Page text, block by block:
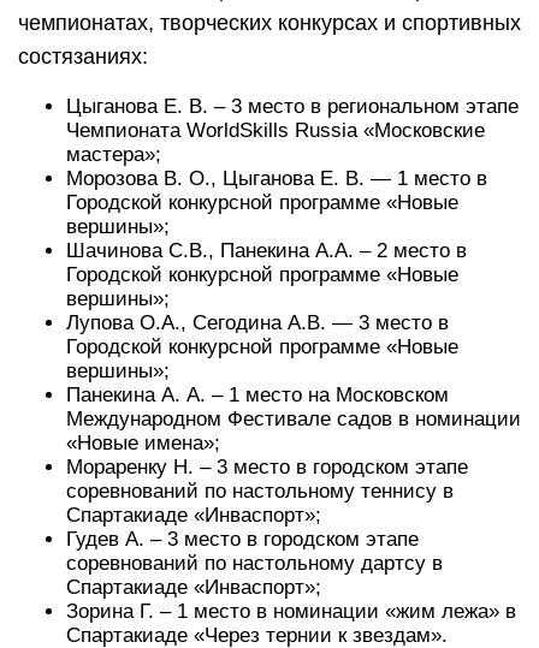
чемпионатах, творческих конкурсах и спортивных
состязаниях:
Цыганова Е. В. – 3 место в региональном этапе
Чемпионата WorldSkills Russia «Московские
мастера»;
Морозова В. О., Цыганова Е. В. — 1 место в
Городской конкурсной программе «Новые
вершины»;
Шачинова С.В., Панекина А.А. – 2 место в
Городской конкурсной программе «Новые
вершины»;
Лупова О.А., Сегодина А.В. — 3 место в
Городской конкурсной программе «Новые
вершины»;
Панекина А. А. – 1 место на Московском
Международном Фестивале садов в номинации
«Новые имена»;
Мораренку Н. – 3 место в городском этапе
соревнований по настольному теннису в
Спартакиаде «Инваспорт»;
Гудев А. – 3 место в городском этапе
соревнований по настольному дартсу в
Спартакиаде «Инваспорт»;
Зорина Г. – 1 место в номинации «жим лежа» в
Спартакиаде «Через тернии к звездам».